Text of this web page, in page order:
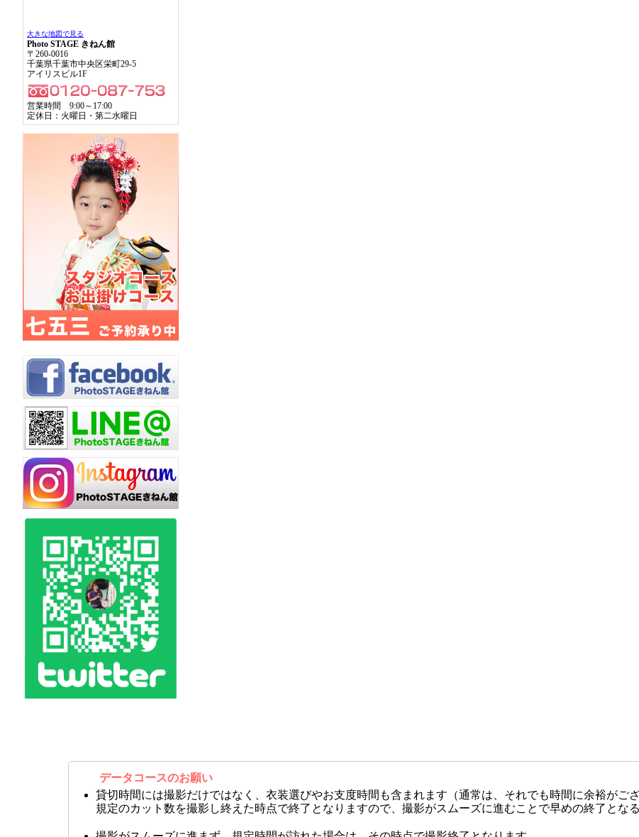
大きな地図で見る
Photo STAGE きねん館
〒260-0016
千葉県千葉市中央区栄町29-5
アイリスビル1F
営業時間 9:00～17:00
定休日：火曜日・第二水曜日
データコースのお願い
貸切時間には撮影だけではなく、衣装選びやお支度時間も含まれます（通常は、それでも時間に余裕がござ
規定のカット数を撮影し終えた時点で終了となりますので、撮影がスムーズに進むことで早めの終了とな